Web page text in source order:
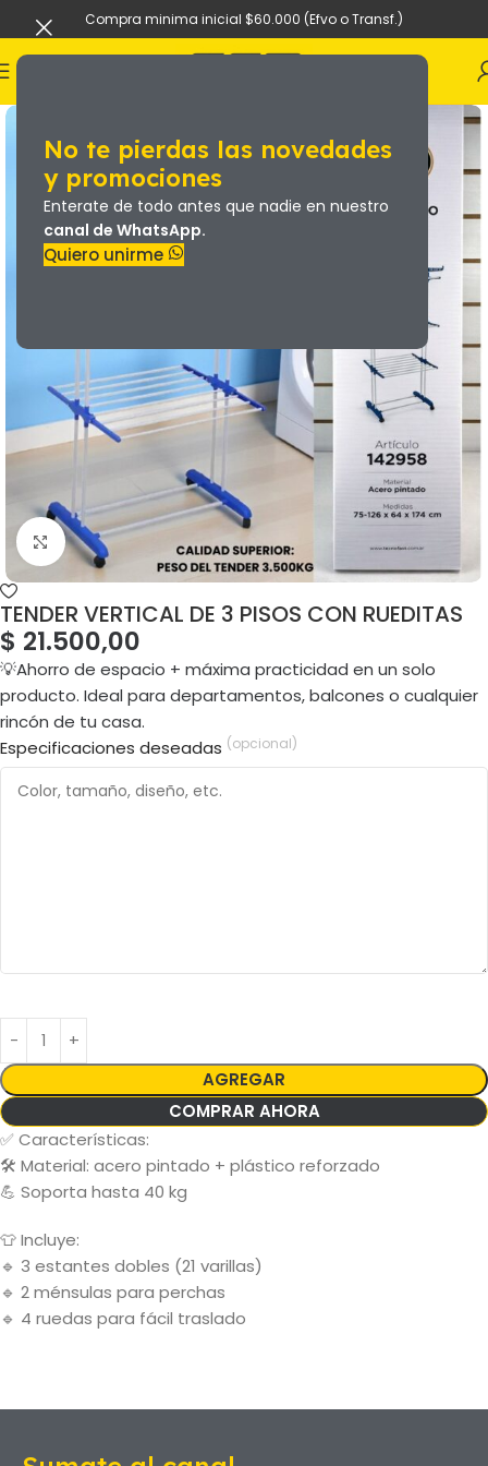
No te pierdas las novedades
y promociones
Enterate de todo antes que nadie en nuestro
canal de WhatsApp.
Quiero unirme
Compra minima inicial $60.000 (Efvo o Transf.)
TENDER VERTICAL DE 3 PISOS CON RUEDITAS
$ 21.500,00
💡Ahorro de espacio + máxima practicidad en un solo
producto. Ideal para departamentos, balcones o cualquier
rincón de tu casa.
Especificaciones deseadas (opcional)
AGREGAR
COMPRAR AHORA
✅ Características:
🛠️ Material: acero pintado + plástico reforzado
💪 Soporta hasta 40 kg
👕 Incluye:
🔹 3 estantes dobles (21 varillas)
🔹 2 ménsulas para perchas
🔹 4 ruedas para fácil traslado